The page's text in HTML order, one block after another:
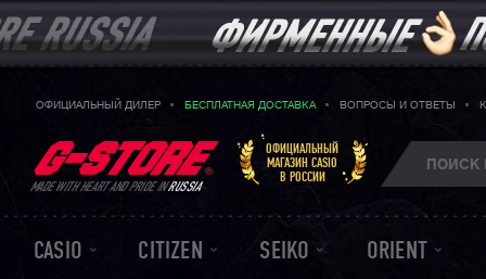
ОФИЦИАЛЬНЫЙ ДИЛЕР БЕСПЛАТНАЯ ДОСТАВКА ВОПРОСЫ И ОТВЕТЫ
MADE WITH HEART AND PRIDE INRUSSIA
ОФИЦИАЛЬНЫЙ
МАГАЗИН CASIO
В РОССИИ
CASIO CITIZEN SEIKO ORIENT